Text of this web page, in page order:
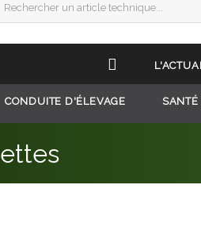
Rechercher un article technique...
CONDUITE D'ÉLEVAGE